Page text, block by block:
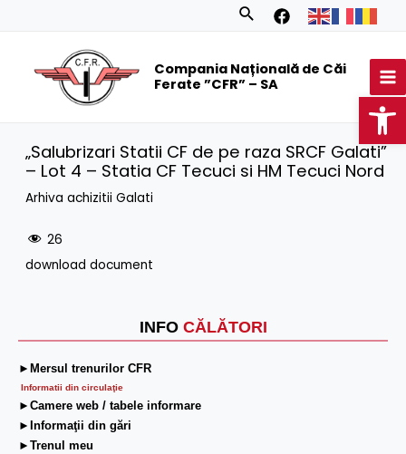
Search
Compania Națională de Căi
Ferate ”CFR” – SA
INFO CĂLĂTORI
►Mersul trenurilor CFR
Informatii din circulaţie
►Camere web / tabele informare
►Informaţii din gări
►Trenul meu
„Salubrizari Statii CF de pe raza SRCF Galati”
– Lot 4 – Statia CF Tecuci si HM Tecuci Nord
Arhiva achizitii Galati
26
download document